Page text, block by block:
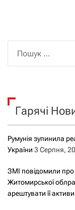
к
Гарячі
Румунія зупинила
України 3 Серпня,
ЗМІ повідомили про
Житомирської
арештувати її активи